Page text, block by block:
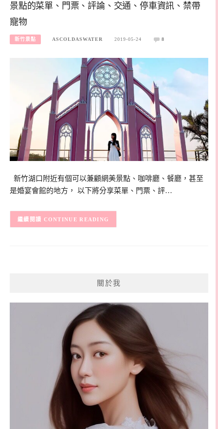
景點的菜單、門票、評論、交通、停車資訊、禁帶
寵物
新竹景點 ASCOLDASWATER 2019-05-24 8
新竹湖口附近有個可以兼顧網美景點、咖啡廳、餐廳，甚至
是婚宴會館的地方， 以下將分享菜單、門票、評…
CONTINUE READING
關於我